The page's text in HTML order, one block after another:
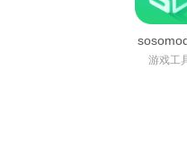
戏盒安卓
文版下
游戏工